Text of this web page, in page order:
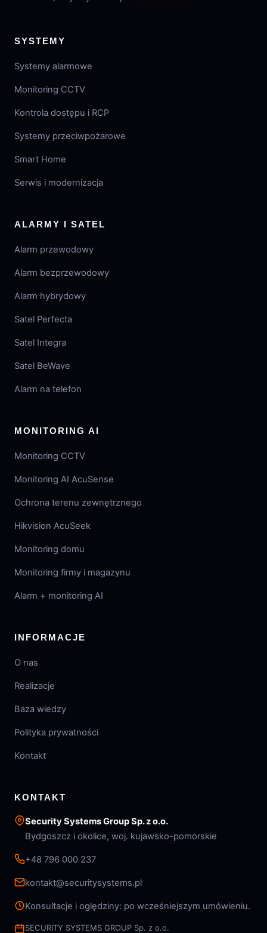
SYSTEMY
Systemy alarmowe
Monitoring CCTV
Kontrola dostępu i RCP
Systemy przeciwpożarowe
Smart Home
Serwis i modernizacja
ALARMY I SATEL
Alarm przewodowy
Alarm bezprzewodowy
Alarm hybrydowy
Satel Perfecta
Satel Integra
Satel BeWave
Alarm na telefon
MONITORING AI
Monitoring CCTV
Monitoring AI AcuSense
Ochrona terenu zewnętrznego
Hikvision AcuSeek
Monitoring domu
Monitoring firmy i magazynu
Alarm + monitoring AI
INFORMACJE
O nas
Realizacje
Baza wiedzy
Polityka prywatności
Kontakt
KONTAKT
Security Systems Group Sp. z o.o.
Bydgoszcz i okolice, woj. kujawsko-pomorskie
+48 796 000 237
kontakt@securitysystems.pl
Konsultacje i oględziny: po wcześniejszym umówieniu.
SECURITY SYSTEMS GROUP Sp. z o.o.